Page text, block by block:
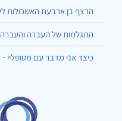
הרצף בן ארבעת האשכולות
התגלמות של העברה
כיצד אני מדבר עם מטופליי -